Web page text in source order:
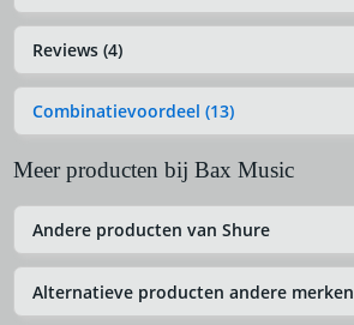
Reviews (4)
Combinatievoordeel (13)
Meer producten bij Bax Music
Andere producten van Shure
Alternatieve producten andere merken